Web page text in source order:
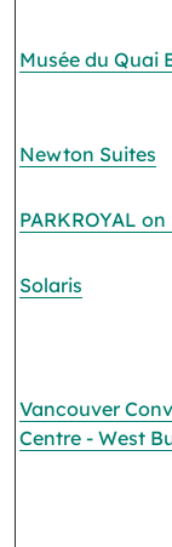
Musée du Quai
Newton Suites
PARKROYAL
Solaris
Vancouver
Centre - West